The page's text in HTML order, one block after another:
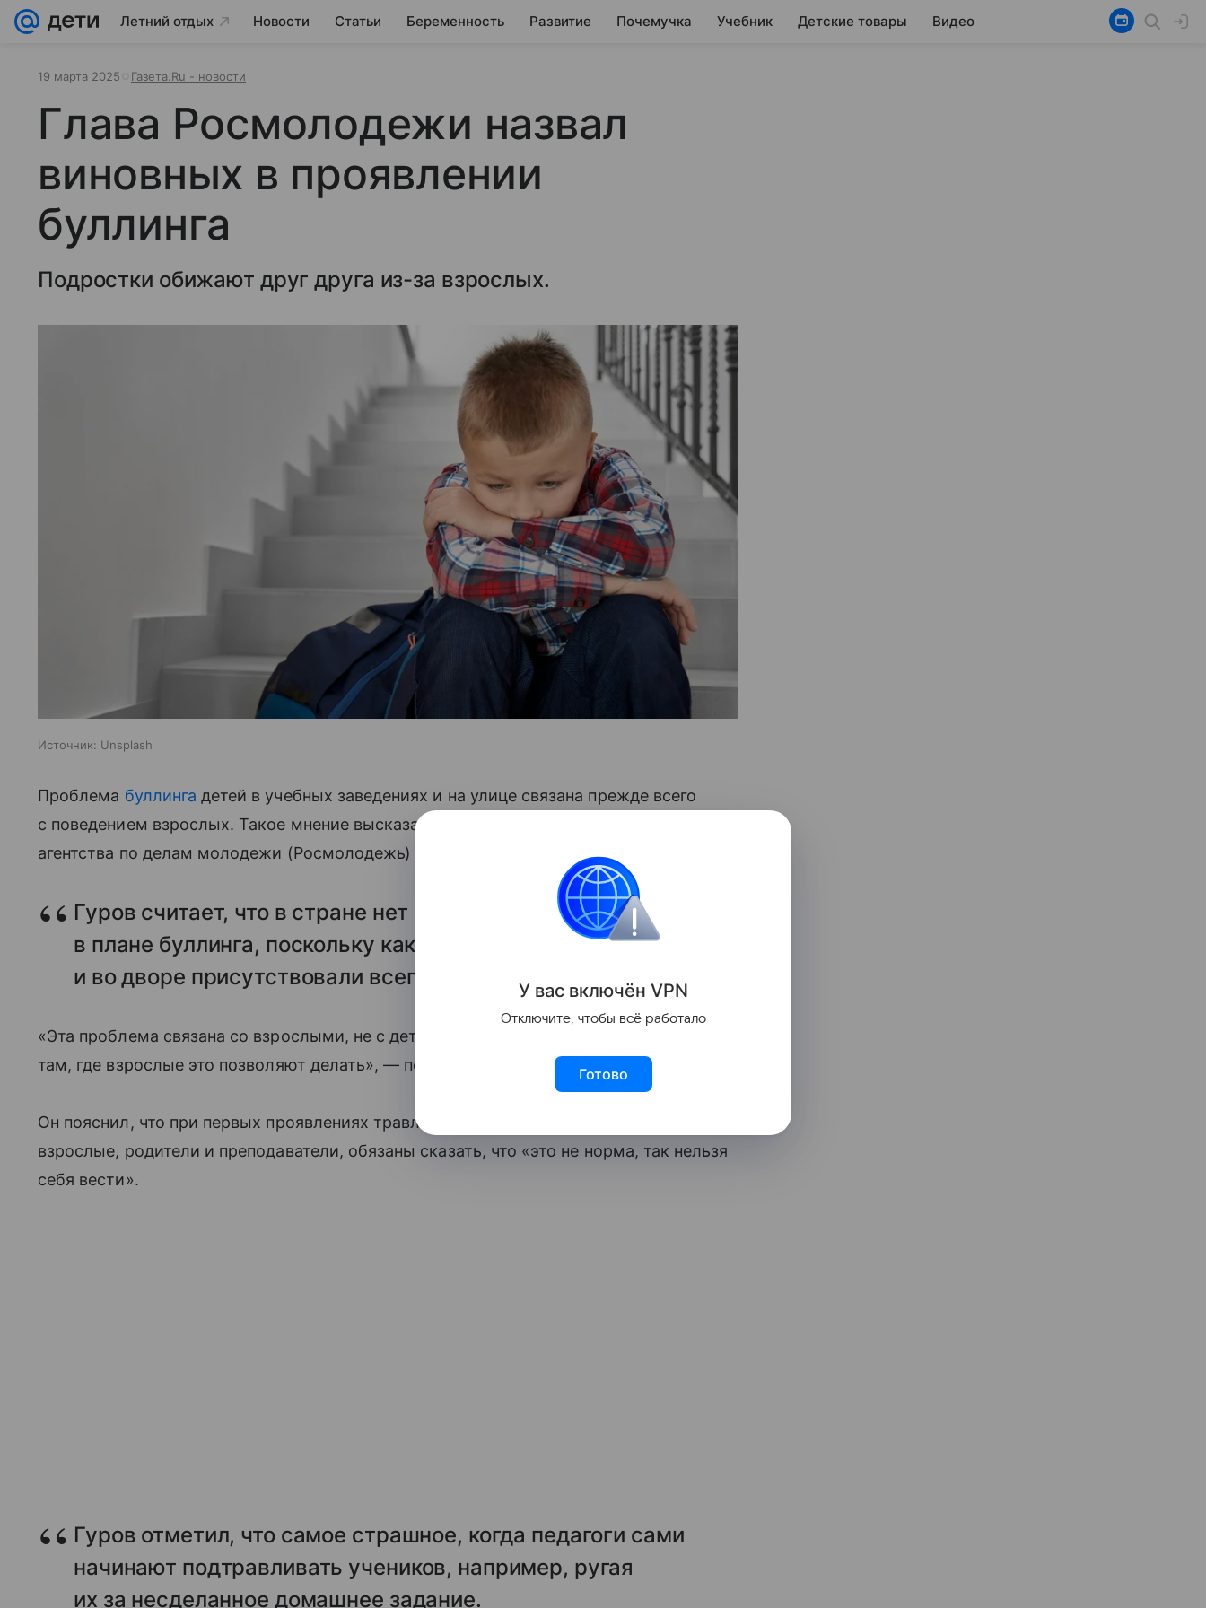
Летний отдых Новости Статьи Беременность Развитие Почемучка Учебник Детские товары Видео
19 марта 2025 Газета.Ru - новости
Глава Росмолодежи назвал
виновных в проявлении
буллинга
Подростки обижают друг друга из-за взрослых.
Источник: Unsplash
Проблема буллинга детей в учебных заведениях и на улице связана прежде всего
с поведением взрослых. Такое мнение высказал руководитель Федерального
агентства по делам молодежи (Росмолодежь) Григорий Гуров в интервью ТАСС.
Гуров считает, что в стране нет такого, «что-то обострилось»
в плане буллинга, поскольку какие-то формы травли в школах
и во дворе присутствовали всегда.
«Эта проблема связана со взрослыми, не с детьми. Потому что буллинг появляется
там, где взрослые это позволяют делать», — подчеркнул глава Росмолодежи.
Он пояснил, что при первых проявлениях травли на улице или в учебном заведении
взрослые, родители и преподаватели, обязаны сказать, что «это не норма, так нельзя
себя вести».
Гуров отметил, что самое страшное, когда педагоги сами
начинают подтравливать учеников, например, ругая
их за несделанное домашнее задание.
У вас включён VPN
Отключите, чтобы всё работало
Готово